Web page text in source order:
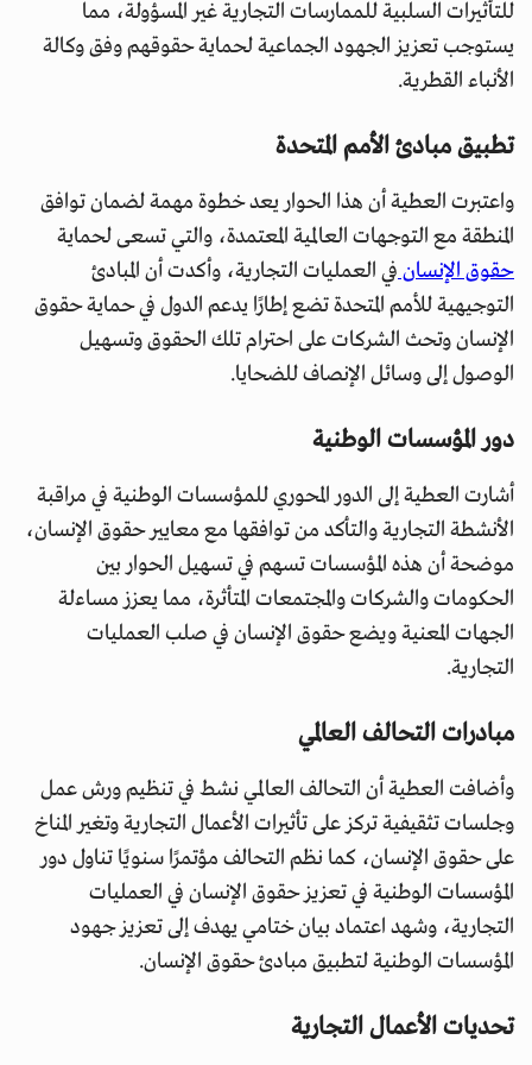
للتأثيرات السلبية للممارسات التجارية غير المسؤولة، مما
يستوجب تعزيز الجهود الجماعية لحماية حقوقهم وفق وكالة
الأنباء القطرية.
تطبيق مبادئ الأمم المتحدة
واعتبرت العطية أن هذا الحوار يعد خطوة مهمة لضمان توافق
المنطقة مع التوجهات العالمية المعتمدة، والتي تسعى لحماية
حقوق الإنسان في العمليات التجارية، وأكدت أن المبادئ
التوجيهية للأمم المتحدة تضع إطارًا يدعم الدول في حماية حقوق
الإنسان وتحث الشركات على احترام تلك الحقوق وتسهيل
الوصول إلى وسائل الإنصاف للضحايا.
دور المؤسسات الوطنية
أشارت العطية إلى الدور المحوري للمؤسسات الوطنية في مراقبة
الأنشطة التجارية والتأكد من توافقها مع معايير حقوق الإنسان،
موضحة أن هذه المؤسسات تسهم في تسهيل الحوار بين
الحكومات والشركات والمجتمعات المتأثرة، مما يعزز مساءلة
الجهات المعنية ويضع حقوق الإنسان في صلب العمليات
التجارية.
مبادرات التحالف العالمي
وأضافت العطية أن التحالف العالمي نشط في تنظيم ورش عمل
وجلسات تثقيفية تركز على تأثيرات الأعمال التجارية وتغير المناخ
على حقوق الإنسان، كما نظم التحالف مؤتمرًا سنويًا تناول دور
المؤسسات الوطنية في تعزيز حقوق الإنسان في العمليات
التجارية، وشهد اعتماد بيان ختامي يهدف إلى تعزيز جهود
المؤسسات الوطنية لتطبيق مبادئ حقوق الإنسان.
تحديات الأعمال التجارية